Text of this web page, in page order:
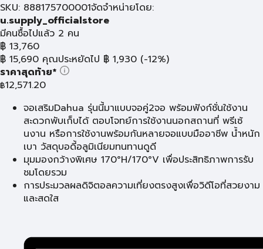
SKU: 888175700001จัดจำหน่ายโดย:
u.supply_officialstore
มีคนซื้อไปแล้ว 2 คน
฿ 13,760
฿ 15,690 คุณประหยัดไป ฿ 1,930 (-12%)
ราคาสุดท้าย*
฿12,571.20
จอเสริมDahua รุ่นนี้มาแบบจอคู่2จอ พร้อมฟังก์ชั่นใช้งาน
สะดวกพับเก็บได้ ตอบโจทย์การใช้งานนอกสถานที่ พรีเซ้
นงาน หรือการใช้งานพร้อมกันหลายจอแบบมืออาชีพ น้ำหนัก
เบา วัสดุบอดี้อลูมิเนียมทนทานดูดี
มุมมองกว้างพิเศษ 170°H/170°V เพื่อประสิทธิภาพการรับ
ชมโดยรวม
การประมวลผลดิจิตอลความเที่ยงตรงสูงเพื่อวิดีโอที่สวยงาม
และสดใส